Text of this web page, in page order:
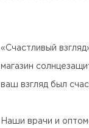
«Счастливый
магазин
ваш взгляд был
Наши врачи и